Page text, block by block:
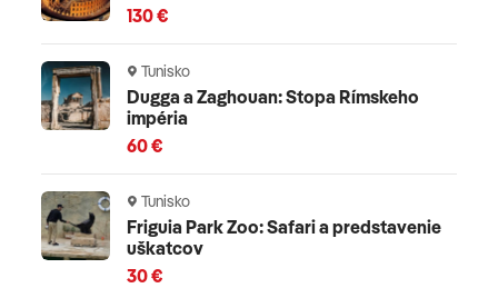
130 €
Tunisko
Dugga a Zaghouan: Stopa Rímskeho
impéria
60 €
Tunisko
Friguia Park Zoo: Safari a predstavenie
uškatcov
30 €